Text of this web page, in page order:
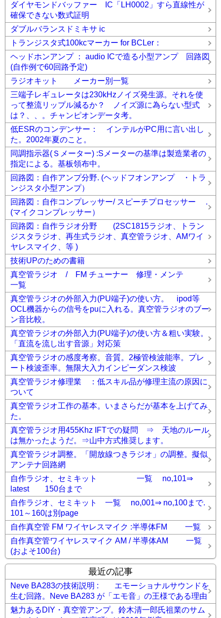
ダイヤモンドバッファー IC「LH0002」すら直線性が
確保できない数式証明
ダブルバランスドミキサ ic
トランジスタ式100kcマーカー for BCLer：
ヘッドホンアンプ ： audio ICで造る小型アンプ 回路図
(自作例で60回路予定)
ラジオキット メーカー別一覧
三端子レギュレータは230kHzノイズ発生源。それを使
って整流リップル減るか？ ノイズ源に為らない型式
は？、、。チャンピオンデータ考。
低ESRのコンデンサー： インテルがPC用に言い出し
た。2002年夏のこと。
同調指示器(Ｓメーター) :Sメーターの基準は製造業者の
指定による。基板領布中。
回路図：自作アンプ分野. (ヘッドフオンアンプ ・トラ
ンジスタ小型アンプ）
回路図：自作コンプレッサー/ スピーチプロセッサー .
(マイクコンプレッサー）
回路図：自作ラジオ分野 (2SC1815ラジオ、トラン
ジスタラジオ、再生式ラジオ、真空管ラジオ、AMワイ
ヤレスマイク、等 )
技術UPのための書籍
真空管ラジオ / FM チューナー 修理・メンテ
一覧
真空管ラジオの外部入力(PU端子)の使い方。 ipod等
OCL機器からの信号をpuに入れる。真空管ラジオのブー
ン音比較。
真空管ラジオの外部入力(PU端子)の使い方＆粗い実験。
「直流を流し出す音源」対応策
真空管ラジオの感度考察。音質。2極管検波能率。プレ
ート検波歪率。無限大入力インピーダンス検波
真空管ラジオ修理業 ：低スキル品が修理主流の原因に
ついて
真空管ラジオ工作の基本。いまさらだが基本を上げてみ
た。
真空管ラジオ用455Khz IFTでの疑問 ⇒ 天地のルール
は無かったようだ。⇒山中方式推奨します。
真空管ラジオ調整。「開放線つきラジオ」の調整。擬似
アンテナ回路網
自作ラジオ、セミキット 一覧 no,101⇒
latest 150台まで
自作ラジオ、セミキット 一覧 no,001⇒ no,100まで.
101～160は別page
自作真空管 FM ワイヤレスマイク :半導体FM 一覧
自作真空管ワイヤレスマイク AM / 半導体AM 一覧
(およそ100台)
最近の記事
Neve BA283の技術説明 : エモーショナルサウンドを
生む回路。Neve BA283 が「エモ音」の王様である理由
魅力あるDIY・真空管アンプ。鈴木清一郎氏祖業のサム